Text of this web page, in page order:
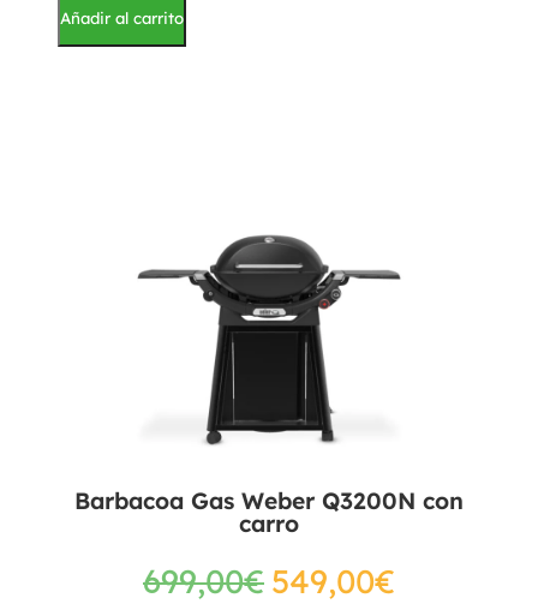
Añadir al carrito
Barbacoa Gas Weber Q3200N con
carro
699,00€ 549,00€